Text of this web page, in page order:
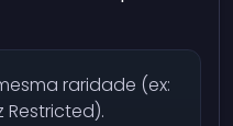
raridade (ex:
Restricted).